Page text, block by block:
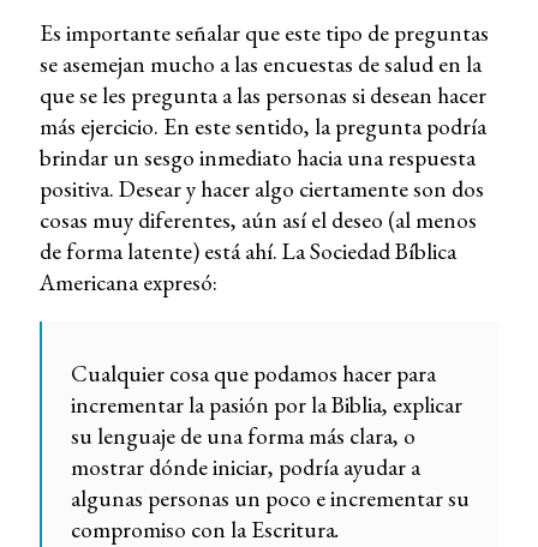
Es importante señalar que este tipo de preguntas
se asemejan mucho a las encuestas de salud en la
que se les pregunta a las personas si desean hacer
más ejercicio. En este sentido, la pregunta podría
brindar un sesgo inmediato hacia una respuesta
positiva. Desear y hacer algo ciertamente son dos
cosas muy diferentes, aún así el deseo (al menos
de forma latente) está ahí. La Sociedad Bíblica
Americana expresó:
Cualquier cosa que podamos hacer para
incrementar la pasión por la Biblia, explicar
su lenguaje de una forma más clara, o
mostrar dónde iniciar, podría ayudar a
algunas personas un poco e incrementar su
compromiso con la Escritura.